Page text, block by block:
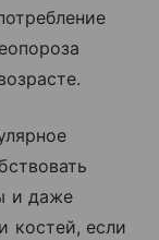
и даже
костей, если